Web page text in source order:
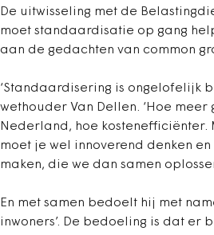
De uitwisseling met de
moet standaardisatie op gang
aan de gedachten van common
‘Standaardisering is ongelofelijk
wethouder Van Dellen. ‘Hoe meer
Nederland, hoe
moet je wel innoverend denken
maken, die we dan samen
En met samen bedoelt hij met
inwoners’. De bedoeling is dat er